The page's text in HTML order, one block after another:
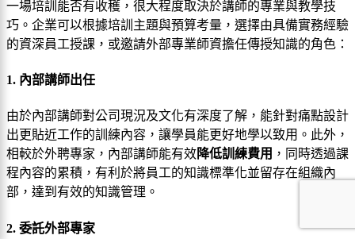
一場培訓能否有收穫，很大程度取決於講師的專業與教學技
巧。企業可以根據培訓主題與預算考量，選擇由具備實務經驗
的資深員工授課，或邀請外部專業師資擔任傳授知識的角色：
1. 內部講師出任
由於內部講師對公司現況及文化有深度了解，能針對痛點設計
出更貼近工作的訓練內容，讓學員能更好地學以致用。此外，
相較於外聘專家，內部講師能有效降低訓練費用 ，同時透過課
程內容的累積，有利於將員工的知識標準化並留存在組織內
部，達到有效的知識管理。
2. 委託外部專家